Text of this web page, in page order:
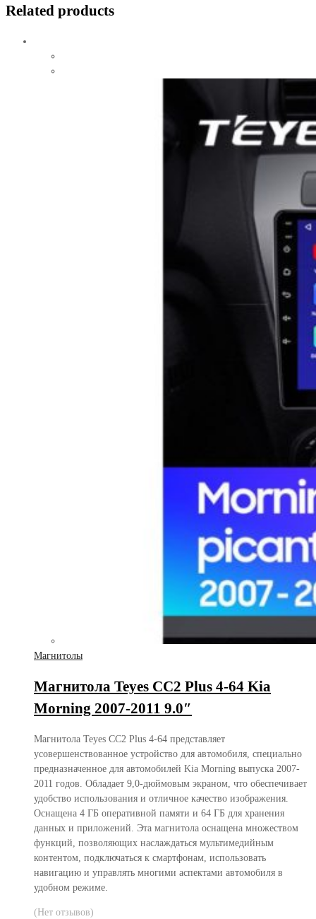
Related products
Магнитолы
Магнитола Teyes CC2 Plus 4-64 Kia
Morning 2007-2011 9.0″
Магнитола Teyes CC2 Plus 4-64 представляет
усовершенствованное устройство для автомобиля, специально
предназначенное для автомобилей Kia Morning выпуска 2007-
2011 годов. Обладает 9,0-дюймовым экраном, что обеспечивает
удобство использования и отличное качество изображения.
Оснащена 4 ГБ оперативной памяти и 64 ГБ для хранения
данных и приложений. Эта магнитола оснащена множеством
функций, позволяющих наслаждаться мультимедийным
контентом, подключаться к смартфонам, использовать
навигацию и управлять многими аспектами автомобиля в
удобном режиме.
(Нет отзывов)